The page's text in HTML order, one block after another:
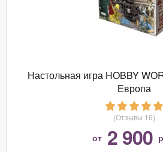
Настольная игра HOBBY
Европа
(Отзывы 16)
от 2 900